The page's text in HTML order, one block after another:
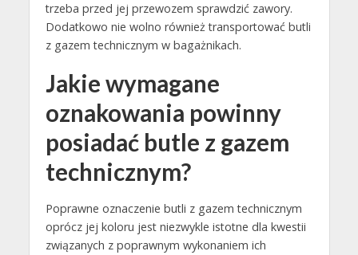
trzeba przed jej przewozem sprawdzić zawory.
Dodatkowo nie wolno również transportować butli
z gazem technicznym w bagażnikach.
Jakie wymagane
oznakowania powinny
posiadać butle z gazem
technicznym?
Poprawne oznaczenie butli z gazem technicznym
oprócz jej koloru jest niezwykle istotne dla kwestii
związanych z poprawnym wykonaniem ich